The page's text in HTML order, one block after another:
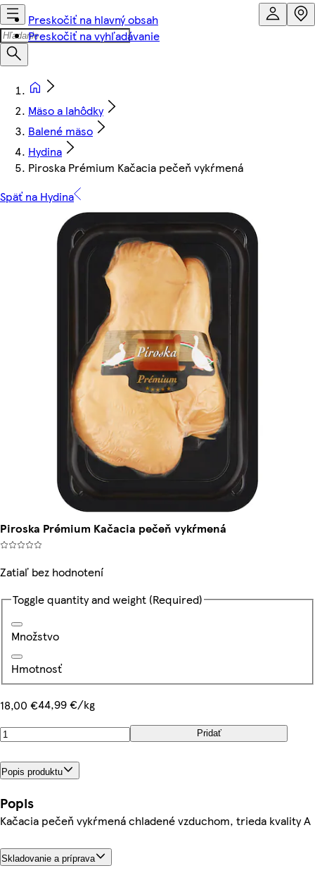
Preskočiť na hlavný obsah
Preskočiť na vyhľadávanie
Mäso a lahôdky
Balené mäso
Hydina
Piroska Prémium Kačacia pečeň vykŕmená
Späť na Hydina
Piroska Prémium Kačacia pečeň vykŕmená
Zatiaľ bez hodnotení
Toggle quantity and weight (Required)
Množstvo
Hmotnosť
18,00 €44,99 €/kg
Pridať
Popis produktu
Popis
Kačacia pečeň vykŕmená chladené vzduchom, trieda kvality A
Skladovanie a príprava